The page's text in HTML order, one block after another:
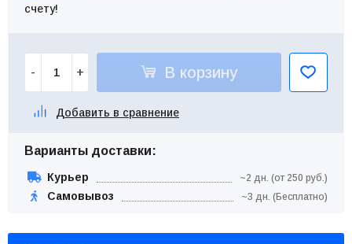
счету!
- + В корзину
Добавить в сравнение
Варианты доставки:
Курьер ~2 дн. (от 250 руб.)
Самовывоз ~3 дн. (Бесплатно)